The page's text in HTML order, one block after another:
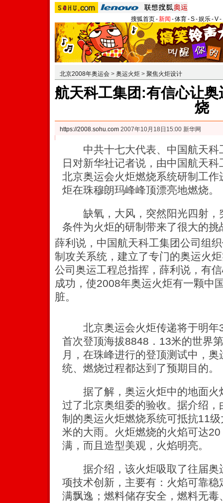
搜狐首页-新闻 -体育-S-娱乐-V-
北京2008年奥运会 > 奥运火炬 > 聚焦火炬设计
航天科工集团:有信心让
烧
https://2008.sohu.com 2007年10月18日15:00 新华网
中共十七大代表、中国航天科
日对新华社记者说，由中国航天
北京奥运会火炬燃烧系统研制工
炬在珠穆朗玛峰峰顶漂亮地燃烧。
缺氧，大风，突然阳光四射，
条件为火炬的研制带来了很大的挑
薛利说，中国航天科工集团公司组
制攻关系统，建立了专门的奥运火
公司奥运工程总指挥，薛利说，有
成功，使2008年奥运火炬有一颗中
脏。
北京奥运会火炬传递将于明年3
首次登顶海拔8848．13米的世界
月，在珠峰进行的登顶测试中，
统、燃烧过程都达到了预期目的。
据了解，奥运火炬中的地面火
过了北京奥组委的验收。据介绍
制的奥运火炬燃烧系统可抵抗11
米的大雨。火炬燃烧的火焰可达
满，而且造型美观，火焰明亮。
据介绍，该火炬吸取了往届奥
项技术创新，主要有：火焰可靠
满飘逸；燃料储存安全，燃料无